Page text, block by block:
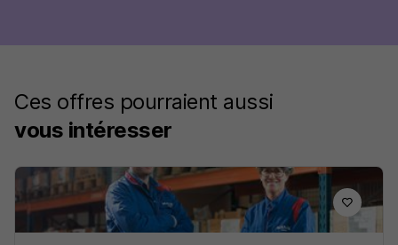
Ces offres pourraient aussi
vous intéresser